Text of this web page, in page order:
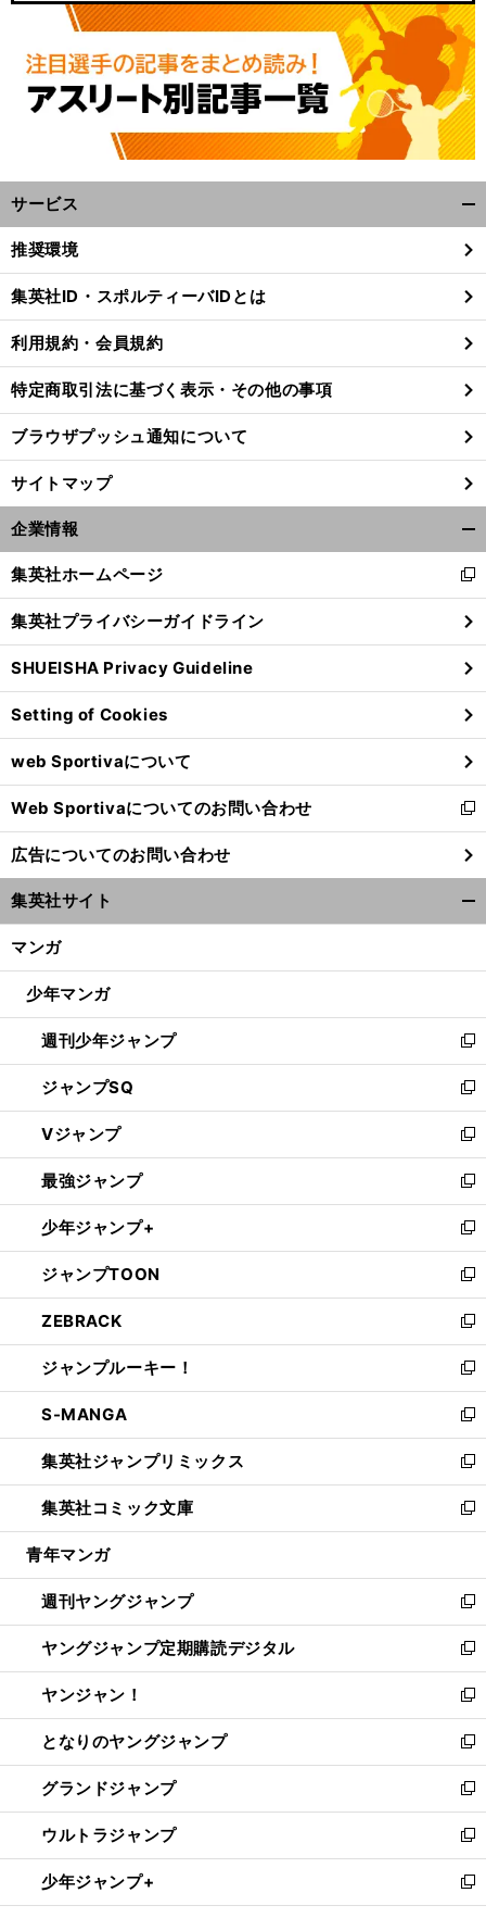
サービス
閉
る
推奨環境
集英社ID・スポルティーバIDとは
利用規約・会員規約
特定商取引法に基づく表示・その他の事項
ブラウザプッシュ通知について
サイトマップ
企業情報
閉
る
集英社ホームページ
新
し
い
ウ
ィ
ン
ド
ウ
で
開
く
集英社プライバシーガイドライン
SHUEISHA Privacy Guideline
Setting of Cookies
web Sportivaについて
Web Sportivaについてのお問い合わせ
新
し
い
ウ
ィ
ン
ウ
開
く
広告についてのお問い合わせ
集英社サイト
マンガ
少年マンガ
週刊少年ジャンプ
新
し
い
ウ
ィ
ン
ド
ウ
で
開
く
ジャンプSQ
新
し
い
ウ
ィ
ン
ド
ウ
で
開
く
Vジャンプ
新
し
い
ウ
ィ
ン
ド
ウ
で
開
く
最強ジャンプ
新
し
い
ウ
ィ
ン
ド
ウ
で
開
く
少年ジャンプ+
新
し
い
ウ
ィ
ン
ド
ウ
で
開
く
ジャンプTOON
新
し
い
ウ
ィ
ン
ド
ウ
で
開
く
ZEBRACK
新
し
い
ウ
ィ
ン
ド
ウ
で
開
ジャンプルーキー！
新
し
い
ウ
ィ
ン
ド
ウ
開
く
S-MANGA
新
し
い
ウ
ィ
ン
ウ
で
開
く
集英社ジャンプリミックス
新
し
い
ウ
ン
ド
ウ
で
開
く
集英社コミック文庫
新
し
ウ
ィ
ン
ド
ウ
で
開
く
青年マンガ
週刊ヤングジャンプ
新
し
い
ウ
ィ
ン
ド
ウ
で
開
く
ヤングジャンプ定期購読デジタル
新
し
い
ウ
ィ
ン
ド
ウ
で
開
く
ヤンジャン！
新
し
い
ウ
ィ
ン
ド
ウ
で
開
となりのヤングジャンプ
新
し
い
ウ
ィ
ン
ド
ウ
グランドジャンプ
新
し
い
ウ
ィ
ン
ウルトラジャンプ
新
し
い
ウ
少年ジャンプ+
新
し